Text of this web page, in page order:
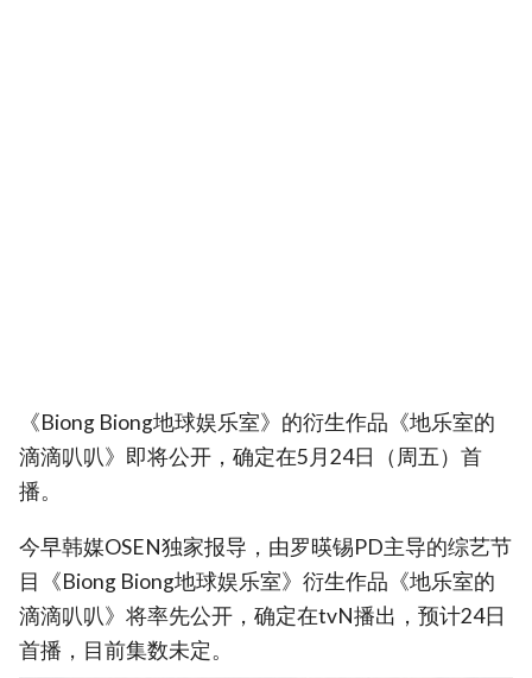
《Biong Biong地球娱乐室》的衍生作品《地乐室的
滴滴叭叭》即将公开，确定在5月24日（周五）首
播。
今早韩媒OSEN独家报导，由罗暎锡PD主导的综艺节
目《Biong Biong地球娱乐室》衍生作品《地乐室的
滴滴叭叭》将率先公开，确定在tvN播出，预计24日
首播，目前集数未定。